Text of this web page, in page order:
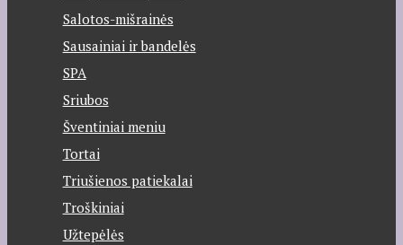
Salotos-mišrainės
Sausainiai ir bandelės
SPA
Sriubos
Šventiniai meniu
Tortai
Triušienos patiekalai
Troškiniai
Užtepėlės